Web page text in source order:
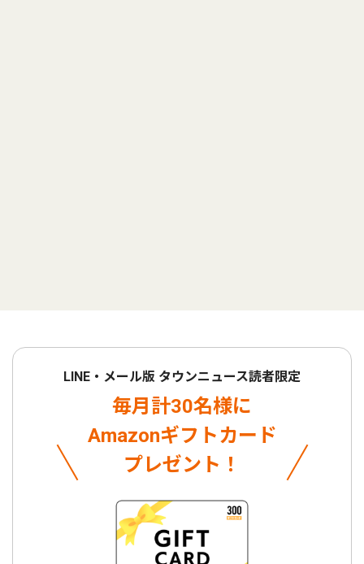
LINE・メール版 タウンニュース読者限定
毎月計30名様に
Amazonギフトカード
プレゼント！